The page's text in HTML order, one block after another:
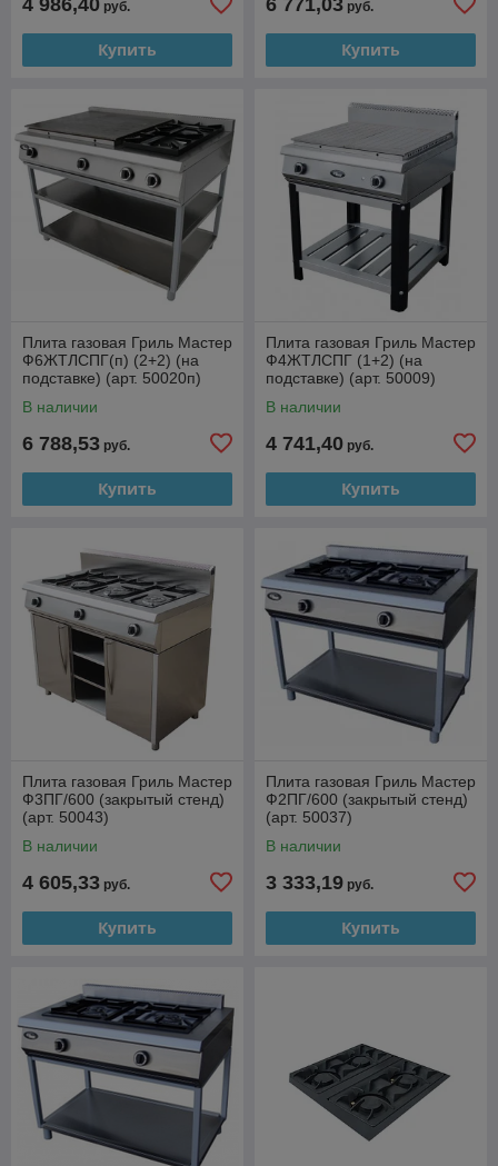
руб.
Купить
руб.
Купить
Плита газовая Гриль Мастер
Ф6ЖТЛСПГ(п) (2+2) (на
подставке) (арт. 50020п)
В наличии
6 788,53 руб.
Купить
Плита газовая Гриль Мастер
Ф4ЖТЛСПГ (1+2) (на
подставке) (арт. 50009)
В наличии
4 741,40 руб.
Купить
Плита газовая Гриль Мастер
Ф3ПГ/600 (закрытый стенд)
(арт. 50043)
В наличии
4 605,33 руб.
Купить
Плита газовая Гриль Мастер
Ф2ПГ/600 (закрытый стенд)
(арт. 50037)
В наличии
3 333,19 руб.
Купить